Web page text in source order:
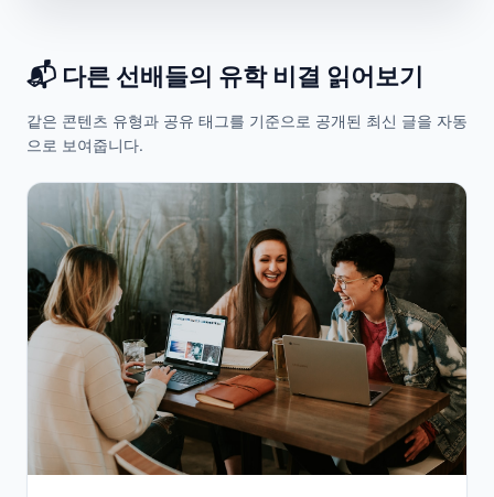
📬 다른 선배들의 유학 비결 읽어보기
같은 콘텐츠 유형과 공유 태그를 기준으로 공개된 최신 글을 자동
으로 보여줍니다.